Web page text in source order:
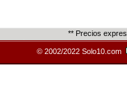
** Precios
© 2002/2022 Solo10.com